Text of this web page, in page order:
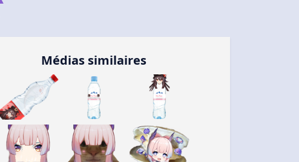
Médias similaires